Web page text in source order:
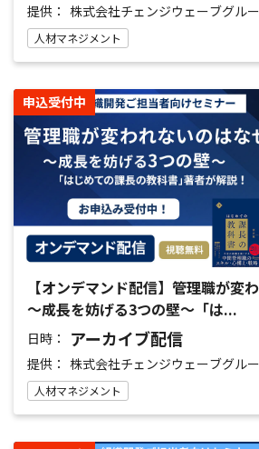
提供： 株式会社チェンジウェーブグル
人材マネジメント
申込受付中
【オンデマンド配信】管理職が変
～成長を妨げる3つの壁～「は...
日時： アーカイブ配信
提供： 株式会社チェンジウェーブグル
人材マネジメント